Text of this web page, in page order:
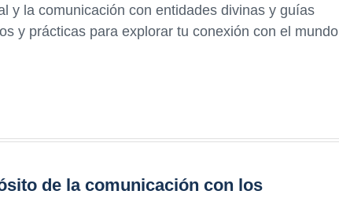
y la comunicación con entidades divinas y guías
y prácticas para explorar tu conexión con el mundo
de la comunicación con los